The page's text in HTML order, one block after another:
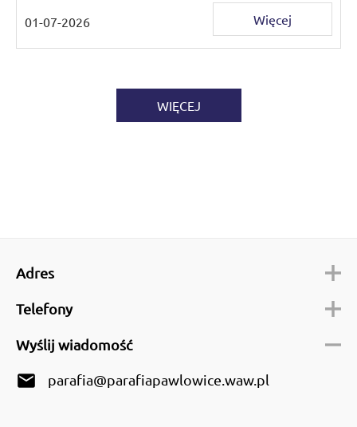
01-07-2026 Więcej
WIĘCEJ
Adres
Telefony
Wyślij wiadomość
email parafia@parafiapawlowice.waw.pl